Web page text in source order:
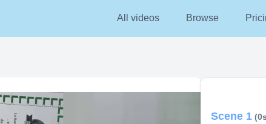
All videos Browse
Scene 1